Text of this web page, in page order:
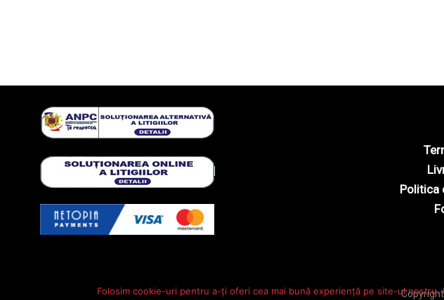
Politica
Folosim cookie-uri pentru a-ți oferi cea mai bună experiență pe site-ul